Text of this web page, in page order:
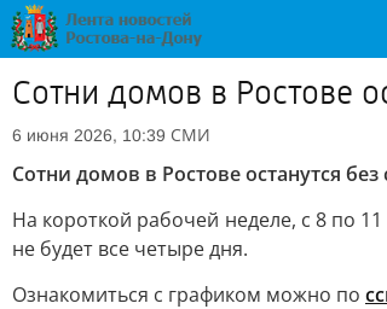
Сотни домов в Ростове
6 июня 2026, 10:39 СМИ
Сотни домов в Ростове останутся
На короткой рабочей неделе, с 8 по
не будет все четыре дня.
Ознакомиться с графиком можно по